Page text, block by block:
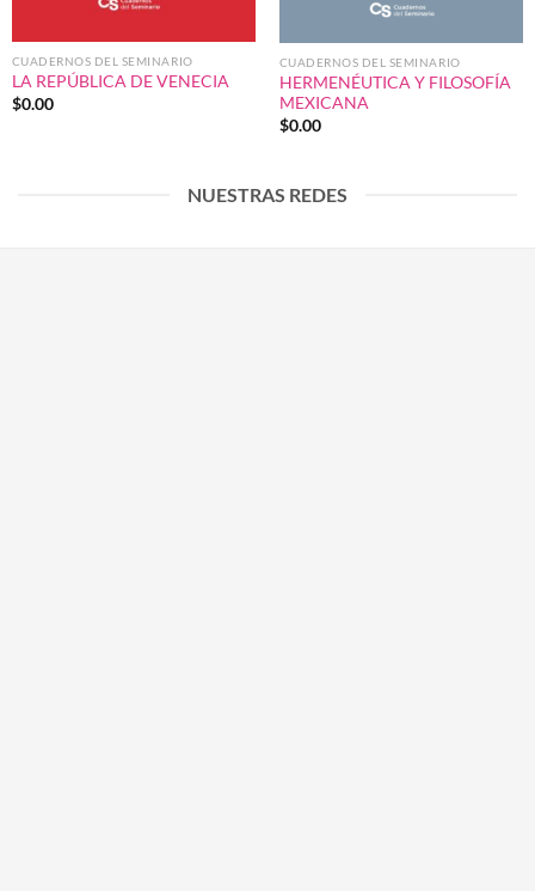
CUADERNOS DEL SEMINARIO
LA REPÚBLICA DE VENECIA
$0.00
CUADERNOS DEL SEMINARIO
HERMENÉUTICA Y FILOSOFÍA
MEXICANA
$0.00
NUESTRAS REDES